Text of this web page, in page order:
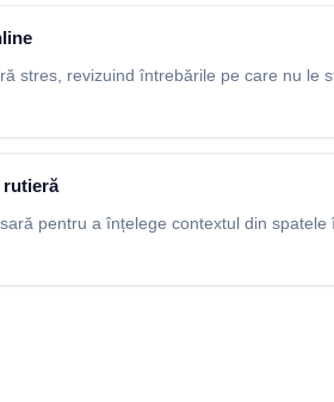
stres, revizuind întrebările pe care nu le
rutieră
pentru a înțelege contextul din